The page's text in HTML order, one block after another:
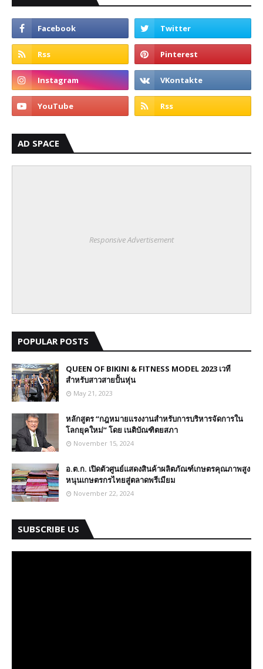
AD SPACE
Responsive Advertisement
POPULAR POSTS
QUEEN OF BIKINI & FITNESS MODEL 2023 เวที
สำหรับสาวสายปั้นหุ่น
May 21, 2023
หลักสูตร “กฎหมายแรงงานสำหรับการบริหารจัดการใน
โลกยุคใหม่” โดย เนติบัณฑิตยสภา
November 15, 2024
อ.ต.ก. เปิดตัวศูนย์แสดงสินค้าผลิตภัณฑ์เกษตรคุณภาพสูง
หนุนเกษตรกรไทยสู่ตลาดพรีเมียม
November 22, 2024
SUBSCRIBE US